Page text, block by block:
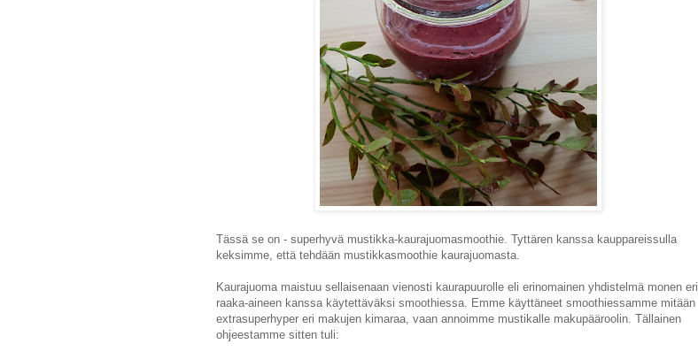
Tässä se on - superhyvä mustikka-kaurajuomasmoothie. Tyttären kanssa kauppareissulla
keksimme, että tehdään mustikkasmoothie kaurajuomasta.
Kaurajuoma maistuu sellaisenaan vienosti kaurapuurolle eli erinomainen yhdistelmä monen eri
raaka-aineen kanssa käytettäväksi smoothiessa. Emme käyttäneet smoothiessamme mitään
extrasuperhyper eri makujen kimaraa, vaan annoimme mustikalle makupääroolin. Tällainen
ohjeestamme sitten tuli: